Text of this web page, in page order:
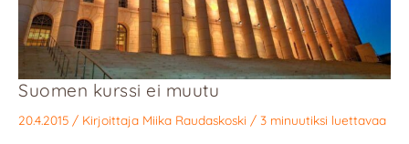
Suomen kurssi ei muutu
20.4.2015 / Kirjoittaja Miika Raudaskoski / 3 minuutiksi luettavaa